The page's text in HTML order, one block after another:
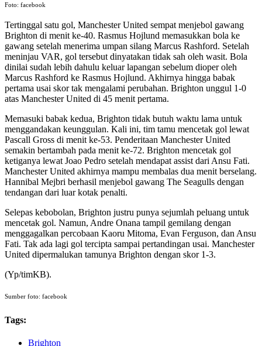
Foto: facebook
Tertinggal satu gol, Manchester United sempat menjebol gawang
Brighton di menit ke-40. Rasmus Hojlund memasukkan bola ke
gawang setelah menerima umpan silang Marcus Rashford. Setelah
meninjau VAR, gol tersebut dinyatakan tidak sah oleh wasit. Bola
dinilai sudah lebih dahulu keluar lapangan sebelum dioper oleh
Marcus Rashford ke Rasmus Hojlund. Akhirnya hingga babak
pertama usai skor tak mengalami perubahan. Brighton unggul 1-0
atas Manchester United di 45 menit pertama.
Memasuki babak kedua, Brighton tidak butuh waktu lama untuk
menggandakan keunggulan. Kali ini, tim tamu mencetak gol lewat
Pascall Gross di menit ke-53. Penderitaan Manchester United
semakin bertambah pada menit ke-72. Brighton mencetak gol
ketiganya lewat Joao Pedro setelah mendapat assist dari Ansu Fati.
Manchester United akhirnya mampu membalas dua menit berselang.
Hannibal Mejbri berhasil menjebol gawang The Seagulls dengan
tendangan dari luar kotak penalti.
Selepas kebobolan, Brighton justru punya sejumlah peluang untuk
mencetak gol. Namun, Andre Onana tampil gemilang dengan
menggagalkan percobaan Kaoru Mitoma, Evan Ferguson, dan Ansu
Fati. Tak ada lagi gol tercipta sampai pertandingan usai. Manchester
United dipermalukan tamunya Brighton dengan skor 1-3.
(Yp/timKB).
Sumber foto: facebook
Tags:
Brighton